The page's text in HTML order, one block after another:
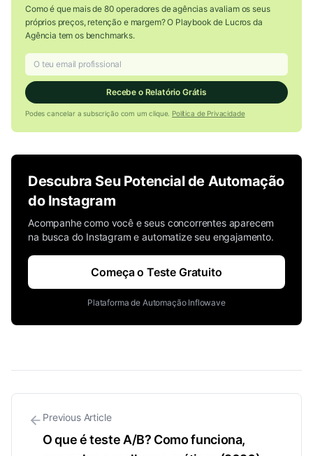
Como é que mais de 80 operadores de agências avaliam os seus
próprios preços, retenção e margem? O Playbook de Lucros da
Agência tem os benchmarks.
Recebe o Relatório Grátis
Podes cancelar a subscrição com um clique. Política de Privacidade
Descubra Seu Potencial de Automação
do Instagram
Acompanhe como você e seus concorrentes aparecem
na busca do Instagram e automatize seu engajamento.
Começa o Teste Gratuito
Plataforma de Automação Inflowave
Previous Article
O que é teste A/B? Como funciona,